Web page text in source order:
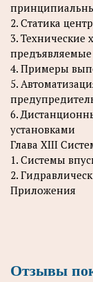
2. Статика
3. Технические
4. Примеры
5.
6.
установками
Глава XIII
1. Системы
2.
Приложения
Отзывы